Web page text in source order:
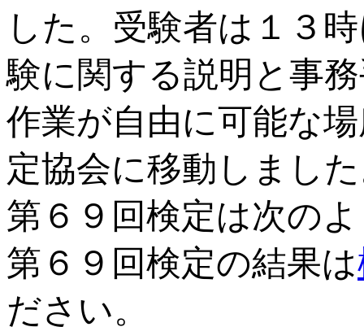
した。受験者は１３
験に関する説明と事
作業が自由に可能な
定協会に移動しまし
第６９回検定は次の
第６９回検定の結果は
ださい。